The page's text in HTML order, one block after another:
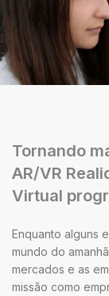
Tornando
AR/VR
Virtual
Enquanto alguns
mundo do
mercados e as
missão como